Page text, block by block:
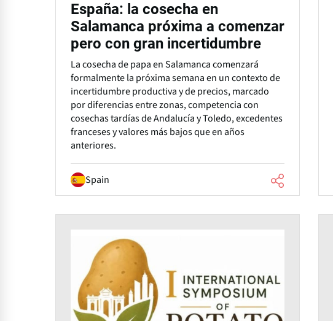
España: la cosecha en
Salamanca próxima a comenzar
pero con gran incertidumbre
La cosecha de papa en Salamanca comenzará
formalmente la próxima semana en un contexto de
incertidumbre productiva y de precios, marcado
por diferencias entre zonas, competencia con
cosechas tardías de Andalucía y Toledo, excedentes
franceses y valores más bajos que en años
anteriores.
Spain